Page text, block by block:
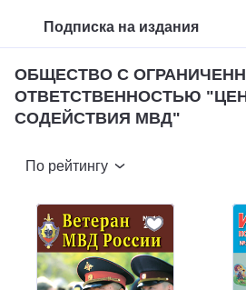
Подписка на издания
ОБЩЕСТВО С
ОТВЕТСТВЕННОСТЬЮ
СОДЕЙСТВИЯ МВД"
По рейтингу